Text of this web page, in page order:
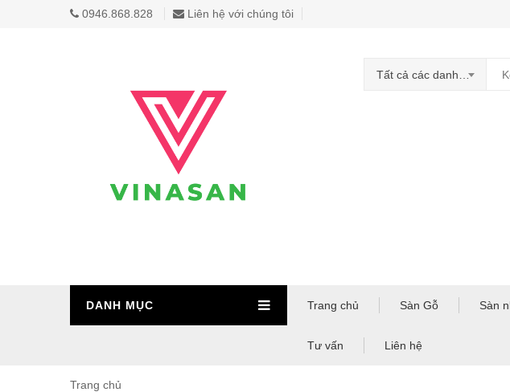
0946.868.828 Liên hệ với chúng tôi
Tất cả các danh mục
DANH MỤC Trang chủ Sàn Gỗ Sàn
Tư vấn Liên hệ
Trang chủ